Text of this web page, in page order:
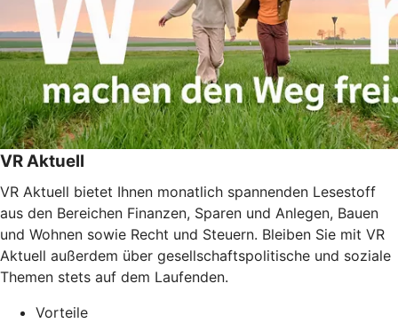
VR Aktuell
VR Aktuell bietet Ihnen monatlich spannenden Lesestoff
aus den Bereichen Finanzen, Sparen und Anlegen, Bauen
und Wohnen sowie Recht und Steuern. Bleiben Sie mit VR
Aktuell außerdem über gesellschaftspolitische und soziale
Themen stets auf dem Laufenden.
Vorteile